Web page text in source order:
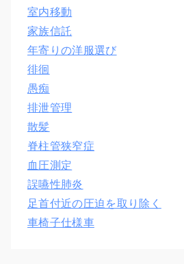
室内移動
家族信託
年寄りの洋服選び
徘徊
愚痴
排泄管理
散髪
脊柱管狭窄症
血圧測定
誤嚥性肺炎
足首付近の圧迫を取り除く
車椅子仕様車